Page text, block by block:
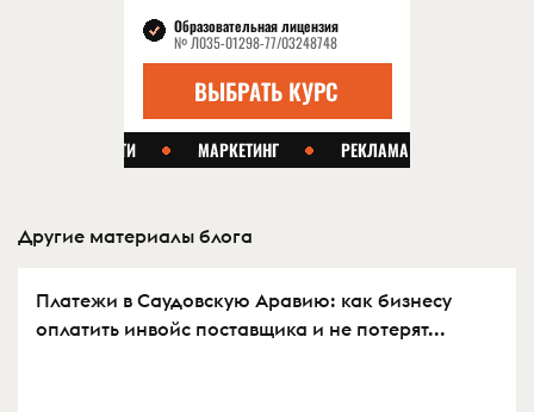
Другие материалы блога
Платежи в Саудовскую Аравию: как бизнесу
оплатить инвойс поставщика и не потерят...